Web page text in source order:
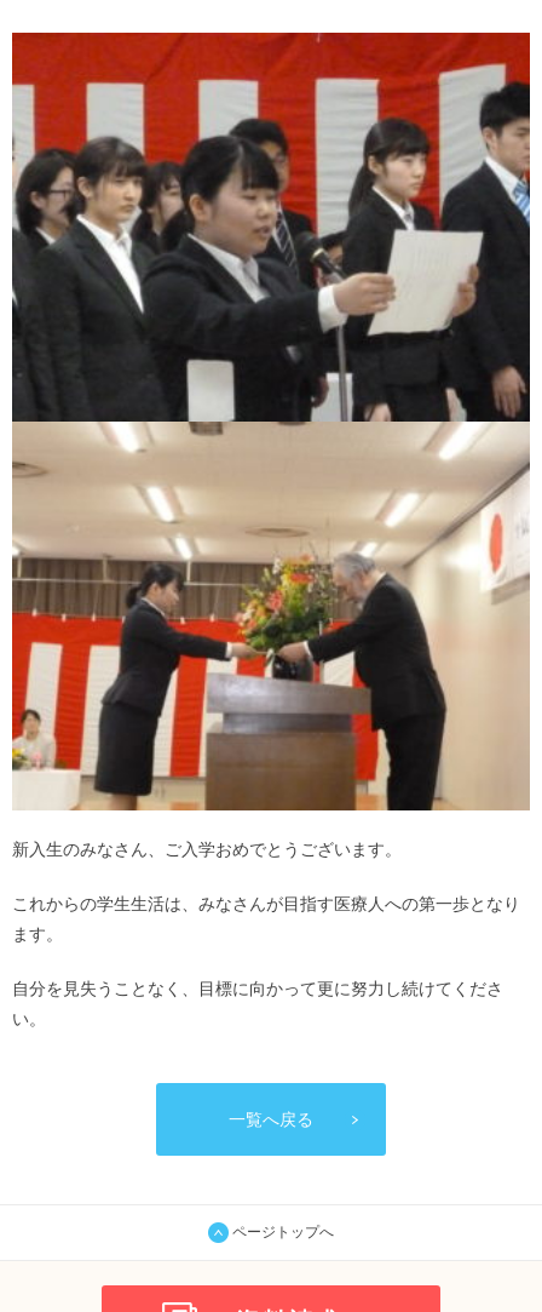
新入生のみなさん、 ご入学おめでとうございます。
これからの学生生活は、 みなさんが目指す医療人への第一歩となり
ます。
自分を見失うことなく、
目標に向かって更に努力し続けてくださ
い。
一覧へ戻る
ページトップへ